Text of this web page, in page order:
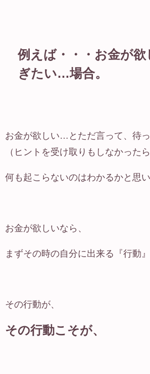
例えば・・・お金が欲
ぎたい…場合。
お金が欲しい…とただ言って、待
（ヒントを受け取りもしなかったら
何も起こらないのはわかるかと思い
お金が欲しいなら、
まずその時の自分に出来る『行動』
その行動が、
その行動こそが、